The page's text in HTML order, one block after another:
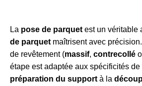
La pose de parquet est un véritable
de parquet maîtrisent avec
de revêtement (massif, contrecollé
étape est adaptée aux spécificités
préparation du support à la